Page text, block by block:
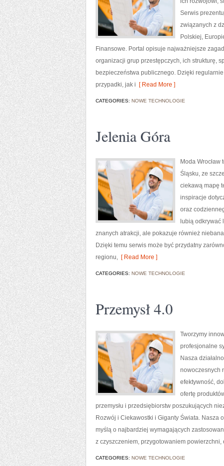
Serwis
związanych z
Polskiej,
Finansowe. Portal opisuje najważniejsze
organizacji grup przestępczych, ich strukturę,
bezpieczeństwa publicznego. Dzięki
przypadki, jak i [ Read More ]
CATEGORIES: NOWE TECHNOLOGIE
Jelenia Góra
Moda
Śląsku, ze
ciekawą mapę
inspiracje
oraz
lubią odkrywać
znanych atrakcji, ale pokazuje również
Dzięki temu serwis może być przydatny
regionu, [ Read More ]
CATEGORIES: NOWE TECHNOLOGIE
Przemysł 4.0
Tworzymy
profesjonalne
Nasza
nowoczesnych
efektywność,
ofertę
przemysłu i przedsiębiorstw poszukujących
Rozwój i Ciekawostki i Giganty Świata. Nasza
myślą o najbardziej wymagających
z czyszczeniem, przygotowaniem
CATEGORIES: NOWE TECHNOLOGIE